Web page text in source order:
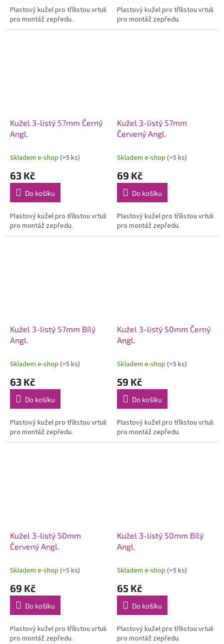
Plastový kužel pro třílistou vrtuli
pro montáž zepředu.
Plastový kužel pro třílistou vrtuli
pro montáž zepředu.
Kužel 3-listý 57mm Černý
Angl.
Skladem e-shop (>5 ks)
63 Kč
Do košíku
Plastový kužel pro třílistou vrtuli
pro montáž zepředu.
Kužel 3-listý 57mm
Červený Angl.
Skladem e-shop (>5 ks)
69 Kč
Do košíku
Plastový kužel pro třílistou vrtuli
pro montáž zepředu.
Kužel 3-listý 57mm Bílý
Angl.
Skladem e-shop (>5 ks)
63 Kč
Do košíku
Plastový kužel pro třílistou vrtuli
pro montáž zepředu.
Kužel 3-listý 50mm Černý
Angl.
Skladem e-shop (>5 ks)
59 Kč
Do košíku
Plastový kužel pro třílistou vrtuli
pro montáž zepředu.
Kužel 3-listý 50mm
Červený Angl.
Skladem e-shop (>5 ks)
69 Kč
Do košíku
Plastový kužel pro třílistou vrtuli
pro montáž zepředu.
Kužel 3-listý 50mm Bílý
Angl.
Skladem e-shop (>5 ks)
65 Kč
Do košíku
Plastový kužel pro třílistou vrtuli
pro montáž zepředu.